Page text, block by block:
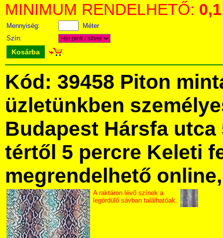
MINIMUM RENDELHETŐ: 0,1
Mennyiség:
Méter
Szín:
Kosárba
Kód: 39458 Piton
üzletünkben
Budapest Hársfa utca
tértől 5 percre Keleti
megrendelhető
A raktáron lévő színek a
legördülő sávban találhatóak.